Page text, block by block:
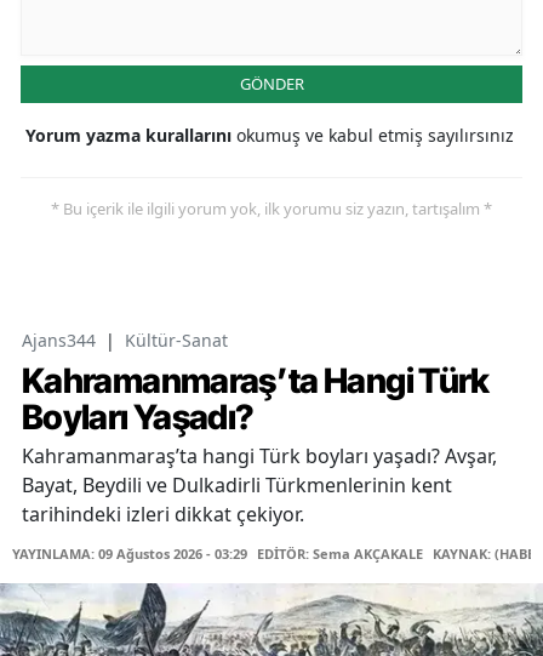
GÖNDER
Yorum yazma kurallarını okumuş ve kabul etmiş sayılırsınız
* Bu içerik ile ilgili yorum yok, ilk yorumu siz yazın, tartışalım *
Ajans344 | Kültür-Sanat
Kahramanmaraş’ta Hangi Türk
Boyları Yaşadı?
Kahramanmaraş’ta hangi Türk boyları yaşadı? Avşar,
Bayat, Beydili ve Dulkadirli Türkmenlerinin kent
tarihindeki izleri dikkat çekiyor.
YAYINLAMA: 09 Ağustos 2026 - 03:29 EDİTÖR: Sema AKÇAKALE KAYNAK: